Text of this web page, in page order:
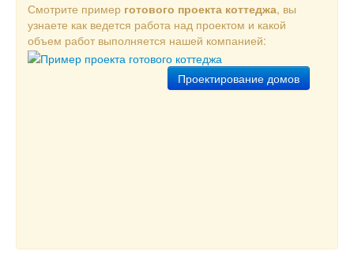
Смотрите пример готового проекта коттеджа, вы
узнаете как ведется работа над проектом и какой
объем работ выполняется нашей компанией:
Проектирование домов